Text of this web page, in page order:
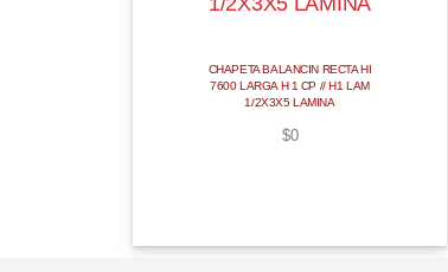
CHAPETA BALANCIN RECTA HI
7600 LARGA H 1 CP // H1 LAM
1/2X3X5 LAMINA
$0